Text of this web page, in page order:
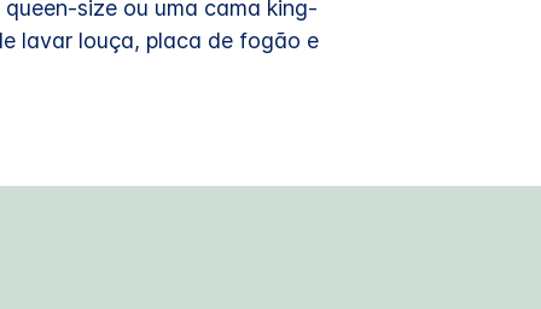
size ou uma cama king-
lavar louça, placa de fogão e